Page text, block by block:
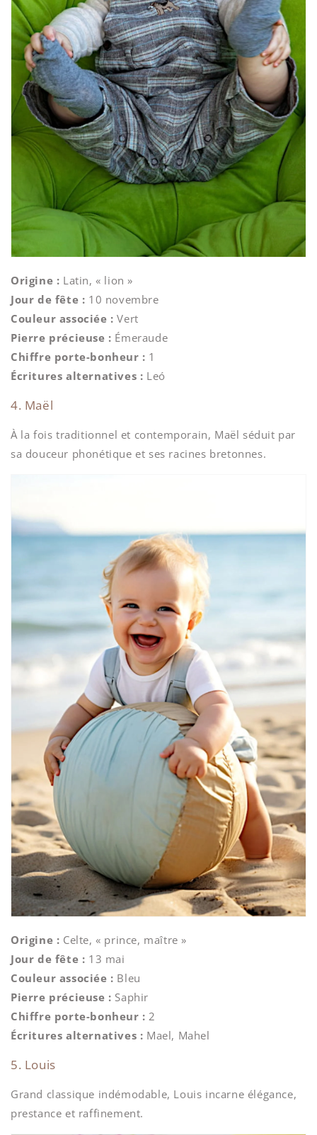
Origine : Latin, « lion »
Jour de fête : 10 novembre
Couleur associée : Vert
Pierre précieuse : Émeraude
Chiffre porte-bonheur : 1
Écritures alternatives : Leó
4. Maël
À la fois traditionnel et contemporain, Maël séduit par
sa douceur phonétique et ses racines bretonnes.
Origine : Celte, « prince, maître »
Jour de fête : 13 mai
Couleur associée : Bleu
Pierre précieuse : Saphir
Chiffre porte-bonheur : 2
Écritures alternatives : Mael, Mahel
5. Louis
Grand classique indémodable, Louis incarne élégance,
prestance et raffinement.